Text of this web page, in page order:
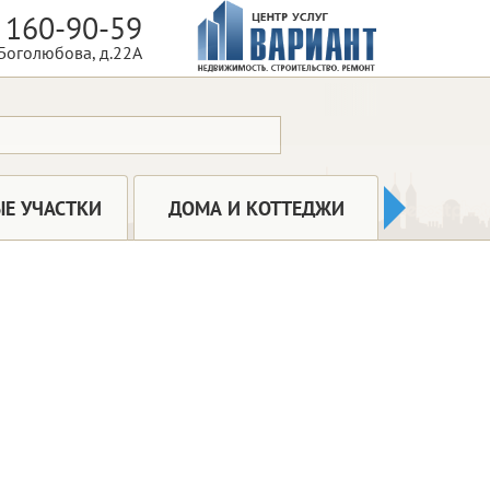
160-90-59
д.22А
УЧАСТКИ ДОМА И КОТТЕДЖИ